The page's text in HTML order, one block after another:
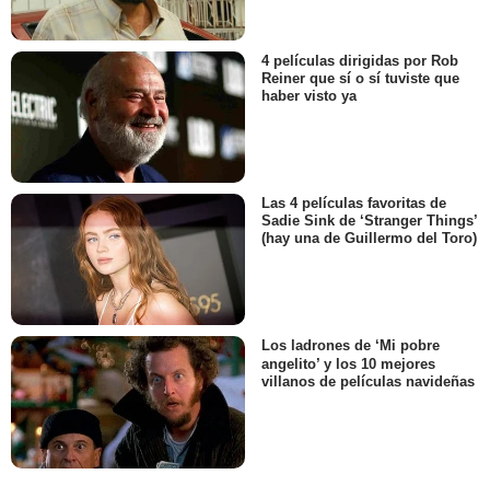
4 películas dirigidas por Rob
Reiner que sí o sí tuviste que
haber visto ya
Las 4 películas favoritas de
Sadie Sink de ‘Stranger Things’
(hay una de Guillermo del Toro)
Los ladrones de ‘Mi pobre
angelito’ y los 10 mejores
villanos de películas navideñas